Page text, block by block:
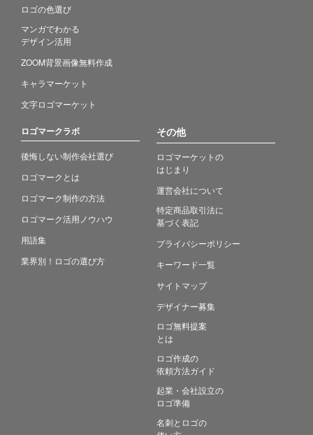
ロゴの色選び
マンガでわかる
デザイン活用
ZOOM背景画像無料作成
キャラマーケット
文字ロゴマーケット
ロゴマークラボ
後悔しない制作会社選び
ロゴマークとは
ロゴマーク制作の方法
ロゴマーク活用ノウハウ
用語集
業界別！ロゴの選び方
その他
ロゴマーケットの
はじまり
運営会社について
特定商品取引法に
基づく表記
プライバシーポリシー
キーワード一覧
サイトマップ
デザイナー募集
ロゴ無料提案
とは
ロゴ作成の
依頼方法ガイド
起業・会社設立の
ロゴ準備
名刺とロゴの